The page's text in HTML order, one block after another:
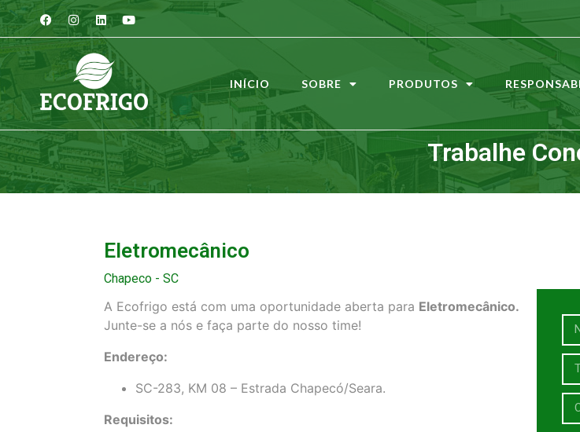
INÍCIO SOBRE PRODUTOS
Trabalhe
Eletromecânico
Chapeco - SC
A Ecofrigo está com uma oportunidade aberta para Eletromecânico.
Junte-se a nós e faça parte do nosso time!
Endereço:
SC-283, KM 08 – Estrada Chapecó/Seara.
Requisitos: